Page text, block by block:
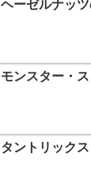
ヘーゼルナッ
モンスター・
タントリックス